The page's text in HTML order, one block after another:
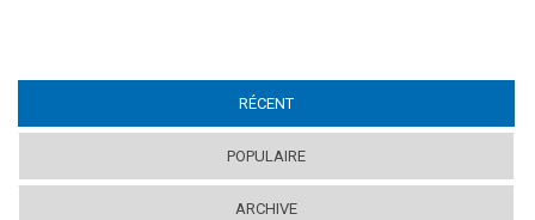
RÉCENT
POPULAIRE
ARCHIVE